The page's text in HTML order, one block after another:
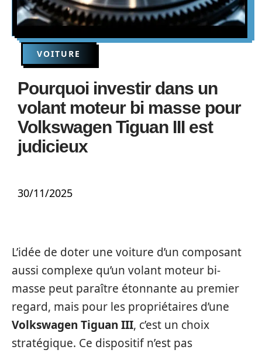
VOITURE
Pourquoi investir dans un
volant moteur bi masse pour
Volkswagen Tiguan III est
judicieux
30/11/2025
L’idée de doter une voiture d’un composant
aussi complexe qu’un volant moteur bi-
masse peut paraître étonnante au premier
regard, mais pour les propriétaires d’une
Volkswagen Tiguan III, c’est un choix
stratégique. Ce dispositif n’est pas